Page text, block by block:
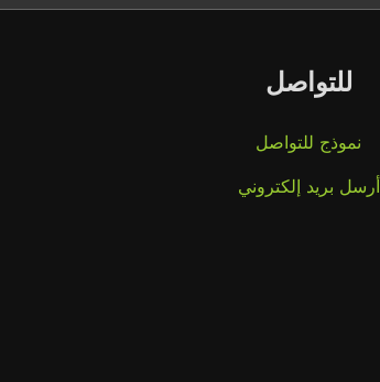
للتواصل
نموذج للتواصل
أرسل بريد إلكتروني